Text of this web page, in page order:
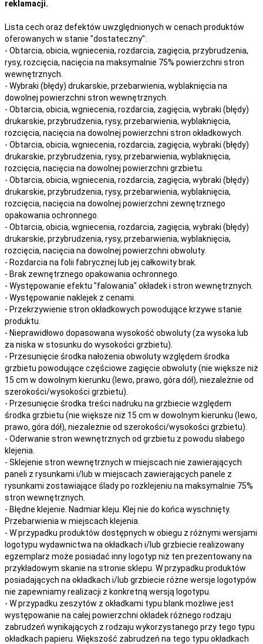
reklamacji.
Lista cech oraz defektów uwzględnionych w cenach produktów
oferowanych w stanie "dostateczny":
- Obtarcia, obicia, wgniecenia, rozdarcia, zagięcia, przybrudzenia,
rysy, rozcięcia, nacięcia na maksymalnie 75% powierzchni stron
wewnętrznych.
- Wybraki (błędy) drukarskie, przebarwienia, wyblaknięcia na
dowolnej powierzchni stron wewnętrznych.
- Obtarcia, obicia, wgniecenia, rozdarcia, zagięcia, wybraki (błędy)
drukarskie, przybrudzenia, rysy, przebarwienia, wyblaknięcia,
rozcięcia, nacięcia na dowolnej powierzchni stron okładkowych.
- Obtarcia, obicia, wgniecenia, rozdarcia, zagięcia, wybraki (błędy)
drukarskie, przybrudzenia, rysy, przebarwienia, wyblaknięcia,
rozcięcia, nacięcia na dowolnej powierzchni grzbietu.
- Obtarcia, obicia, wgniecenia, rozdarcia, zagięcia, wybraki (błędy)
drukarskie, przybrudzenia, rysy, przebarwienia, wyblaknięcia,
rozcięcia, nacięcia na dowolnej powierzchni zewnętrznego
opakowania ochronnego.
- Obtarcia, obicia, wgniecenia, rozdarcia, zagięcia, wybraki (błędy)
drukarskie, przybrudzenia, rysy, przebarwienia, wyblaknięcia,
rozcięcia, nacięcia na dowolnej powierzchni obwoluty.
- Rozdarcia na folii fabrycznej lub jej całkowity brak.
- Brak zewnętrznego opakowania ochronnego.
- Występowanie efektu "falowania" okładek i stron wewnętrznych.
- Występowanie naklejek z cenami.
- Przekrzywienie stron okładkowych powodujące krzywe stanie
produktu.
- Nieprawidłowo dopasowana wysokość obwoluty (za wysoka lub
za niska w stosunku do wysokości grzbietu).
- Przesunięcie środka nałożenia obwoluty względem środka
grzbietu powodujące częściowe zagięcie obwoluty (nie większe niż
15 cm w dowolnym kierunku (lewo, prawo, góra dół), niezależnie od
szerokości/wysokości grzbietu).
- Przesunięcie środka treści nadruku na grzbiecie względem
środka grzbietu (nie większe niż 15 cm w dowolnym kierunku (lewo,
prawo, góra dół), niezależnie od szerokości/wysokości grzbietu).
- Oderwanie stron wewnętrznych od grzbietu z powodu słabego
klejenia.
- Sklejenie stron wewnętrznych w miejscach nie zawierających
paneli z rysunkami i/lub w miejscach zawierających panele z
rysunkami zostawiające ślady po rozklejeniu na maksymalnie 75%
stron wewnętrznych.
- Błędne klejenie. Nadmiar kleju. Klej nie do końca wyschnięty.
Przebarwienia w miejscach klejenia.
- W przypadku produktów dostępnych w obiegu z różnymi wersjami
logotypu wydawnictwa na okładkach i/lub grzbiecie realizowany
egzemplarz może posiadać inny logotyp niż ten prezentowany na
przykładowym skanie na stronie sklepu. W przypadku produktów
posiadających na okładkach i/lub grzbiecie różne wersje logotypów
nie zapewniamy realizacji z konkretną wersją logotypu.
- W przypadku zeszytów z okładkami typu blank możliwe jest
występowanie na całej powierzchni okładek różnego rodzaju
zabrudzeń wynikających z rodzaju wykorzystanego przy tego typu
okładkach papieru. Większość zabrudzeń na tego typu okładkach